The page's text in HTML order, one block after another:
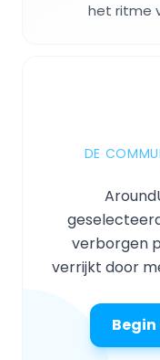
het ritme
DE
verborgen
verrijkt door